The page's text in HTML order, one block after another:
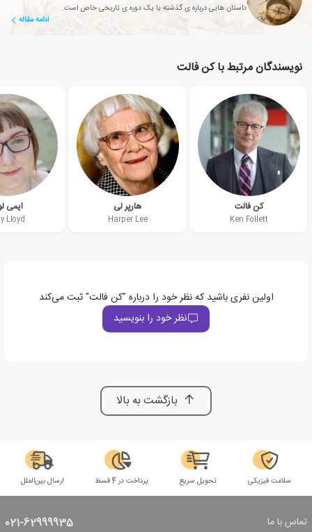
داستان هایی درباره ی گذشته یا یک دوره ی تاریخی خاص است.
ادامه مقاله
نویسندگان مرتبط با کن فالت
کن فالت
Ken Follett
هارپر لی
Harper Lee
ایمی
Lloyd
اولین نفری باشید که نظر خود را درباره "کن فالت" ثبت می‌کند
نظر خود را بنویسید
بازگشت به بالا
سلامت فیزیکی تحویل سریع پرداخت در 4 قسط ارسال بین‌الملل
تماس با ما 021-62999935